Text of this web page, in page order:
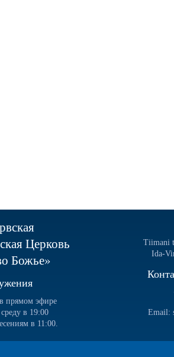
Церковь
Божье»
прямом эфире
в 19:00
в 11:00.
Tiimani
Ida-
Email: